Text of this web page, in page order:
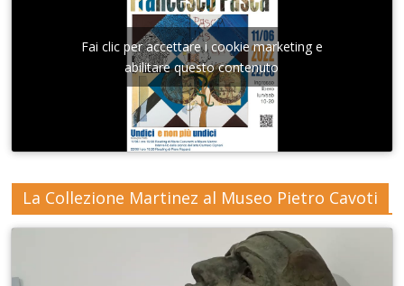
Fai clic per accettare i cookie marketing e
abilitare questo contenuto
La Collezione Martinez al Museo Pietro Cavoti